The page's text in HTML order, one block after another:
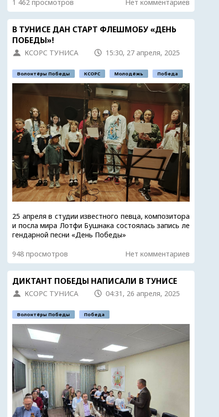
1 462 просмотров Нет комментариев
В ТУНИСЕ ДАН СТАРТ ФЛЕШМОБУ «ДЕНЬ
ПОБЕДЫ»!
КСОРС ТУНИСА 15:30, 27 апреля, 2025
Волонтёры Победы КСОРС Молодёжь Победа
25 апреля в студии известного певца, композитора
и посла мира Лотфи Бушнака состоялась запись ле
гендарной песни «День Победы»
948 просмотров Нет комментариев
ДИКТАНТ ПОБЕДЫ НАПИСАЛИ В ТУНИСЕ
КСОРС ТУНИСА 04:31, 26 апреля, 2025
Волонтёры Победы Победа